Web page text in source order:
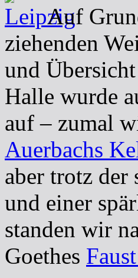
Auf
ziehenden
und
Halle wurde
auf – zumal
Auerbachs
aber trotz der
und einer
standen wir
Goethes